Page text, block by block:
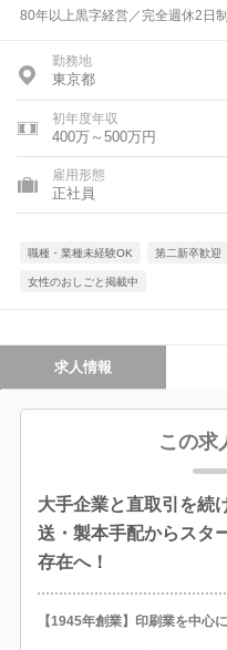
80年以上黒字経営／完全週休2日
勤務地
東京都
初年度年収
400万～500万円
雇用形態
正社員
職種・業種未経験OK 第二新卒歓迎
女性のおしごと掲載中
求人情報
この求
大手企業と直取引を続
送・製本手配からスタ
存在へ！
【1945年創業】印刷業を中心